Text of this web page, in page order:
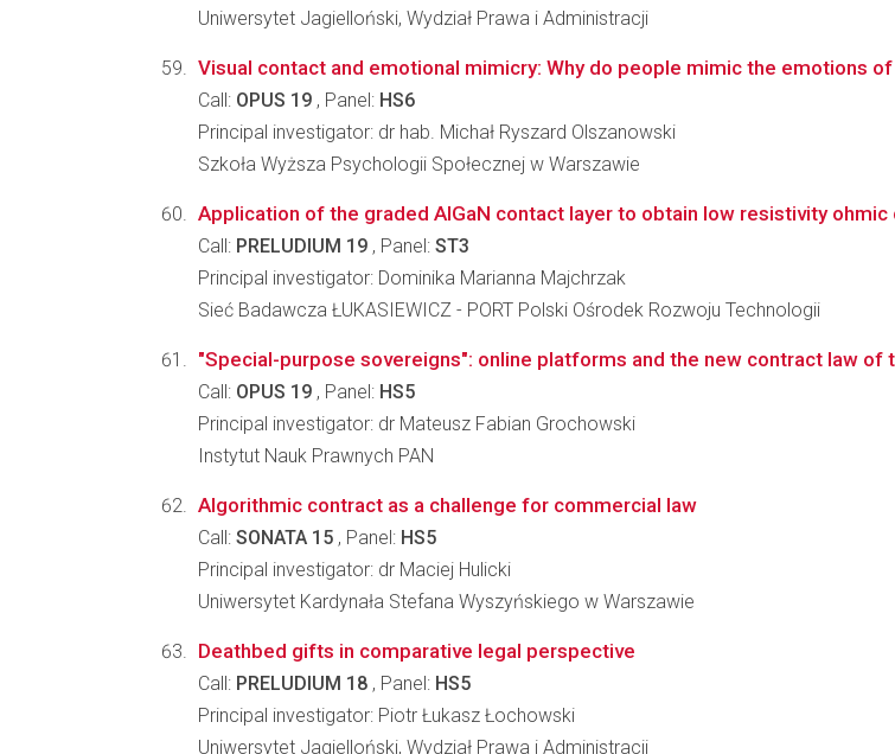
Uniwersytet Jagielloński, Wydział Prawa i Administracji
Visual contact and emotional mimicry: Why do people mimic the emotions
Call: OPUS 19 , Panel: HS6
Principal investigator: dr hab. Michał Ryszard Olszanowski
Szkoła Wyższa Psychologii Społecznej w Warszawie
Application of the graded AlGaN contact layer to obtain low resistivity
Call: PRELUDIUM 19 , Panel: ST3
Principal investigator: Dominika Marianna Majchrzak
Sieć Badawcza ŁUKASIEWICZ - PORT Polski Ośrodek Rozwoju Technologii
"Special-purpose sovereigns": online platforms and the new contract law of
Call: OPUS 19 , Panel: HS5
Principal investigator: dr Mateusz Fabian Grochowski
Instytut Nauk Prawnych PAN
Algorithmic contract as a challenge for commercial law
Call: SONATA 15 , Panel: HS5
Principal investigator: dr Maciej Hulicki
Uniwersytet Kardynała Stefana Wyszyńskiego w Warszawie
Deathbed gifts in comparative legal perspective
Call: PRELUDIUM 18 , Panel: HS5
Principal investigator: Piotr Łukasz Łochowski
Uniwersytet Jagielloński, Wydział Prawa i Administracji